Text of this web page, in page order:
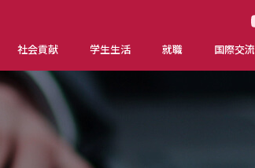
社会貢献 学生生活 就職 国際交流